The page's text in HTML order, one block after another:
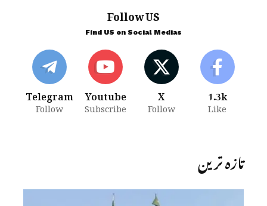
Follow US
Find US on Social Medias
1.3k
Like
X
Follow
Youtube
Subscribe
Telegram
Follow
تازہ ترین